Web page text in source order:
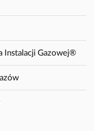
Instalacji Gazowej®